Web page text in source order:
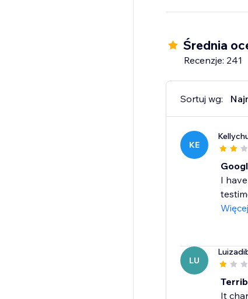
Średnia
Recenzje: 241
Sortuj wg:
KE
I
Więcej
LU
It